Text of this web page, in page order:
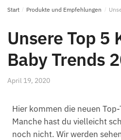
Start / Produkte und Empfehlungen /
Unsere Top 5
Baby Trends
April 19, 2020
Hier kommen die neuen
Manche hast du vielleicht
noch nicht. Wir werden